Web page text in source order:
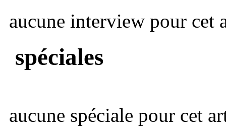
aucune interview pour cet
spéciales
aucune spéciale pour cet